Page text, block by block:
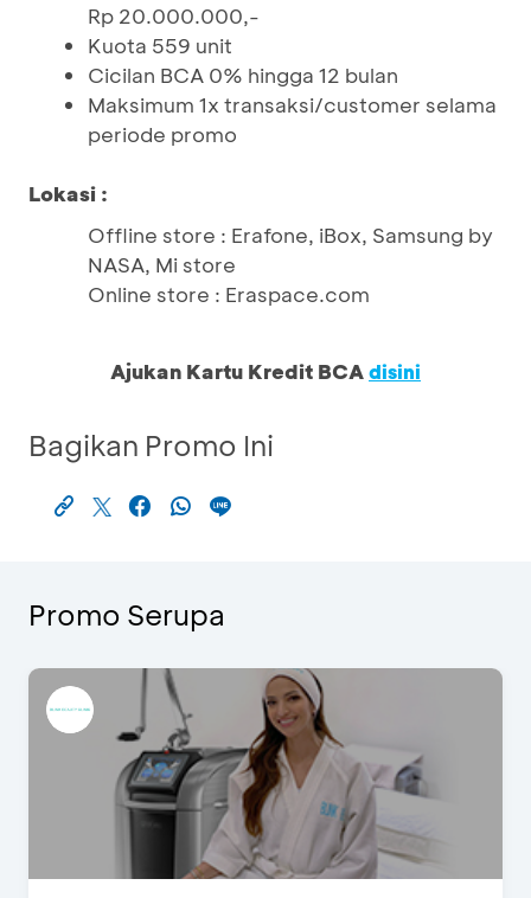
Rp 20.000.000,-
Kuota 559 unit
Cicilan BCA 0% hingga 12 bulan
Maksimum 1x transaksi/customer selama
periode promo
Lokasi :
Offline store : Erafone, iBox, Samsung by
NASA, Mi store
Online store : Eraspace.com
Ajukan Kartu Kredit BCAdisini
Bagikan Promo Ini
Promo Serupa